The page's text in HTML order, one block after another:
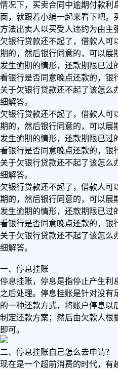
情况下，买卖合同中逾期付款利
面，就跟着小编一起来看下吧。
方法出卖人以买受人违约为由主
欠银行贷款还不起了，借款人可
期的，然后银行同意的，可以展
发生逾期的情形，还款期限已过
看银行是否同意晚点还款的，银
关于欠银行贷款还不起了该怎么
细解答。
欠银行贷款还不起了，借款人可
期的，然后银行同意的，可以展
发生逾期的情形，还款期限已过
看银行是否同意晚点还款的，银
关于欠银行贷款还不起了该怎么
细解答。
欠银行贷款还不起了，借款人可
期的，然后银行同意的，可以展
发生逾期的情形，还款期限已过
看银行是否同意晚点还款的，银
关于欠银行贷款还不起了该怎么
细解答。
一、停息挂账
停息挂账，停息是指停止产生利
之后处理。停息挂账是针对没有
的一种还款方式，将账户停息以
制定还款方案；然后由欠款人根
即可。
二、停息挂账自己怎么去申请？
现在是一个超前消费的时代，有